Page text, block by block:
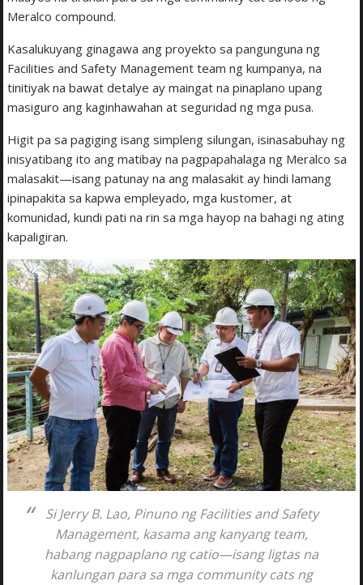
Meralco compound.
Kasalukuyang ginagawa ang proyekto sa pangunguna ng
Facilities and Safety Management team ng kumpanya, na
tinitiyak na bawat detalye ay maingat na pinaplano upang
masiguro ang kaginhawahan at seguridad ng mga pusa.
Higit pa sa pagiging isang simpleng silungan, isinasabuhay ng
inisyatibang ito ang matibay na pagpapahalaga ng Meralco sa
malasakit—isang patunay na ang malasakit ay hindi lamang
ipinapakita sa kapwa empleyado, mga kustomer, at
komunidad, kundi pati na rin sa mga hayop na bahagi ng ating
kapaligiran.
Si Jerry B. Lao, Pinuno ng Facilities and Safety
Management, kasama ang kanyang team,
habang nagpaplano ng catio—isang ligtas na
kanlungan para sa mga community cats ng